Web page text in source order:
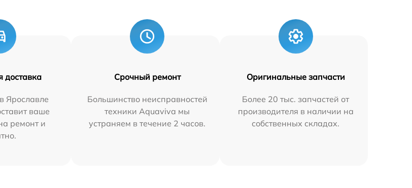
доставка
Ярославле
ваше
ремонт и
Срочный ремонт
Большинство неисправностей
техники Aquaviva мы
устраняем в течение 2 часов.
Оригинальные запчасти
Более 20 тыс. запчастей от
производителя в наличии на
собственных складах.